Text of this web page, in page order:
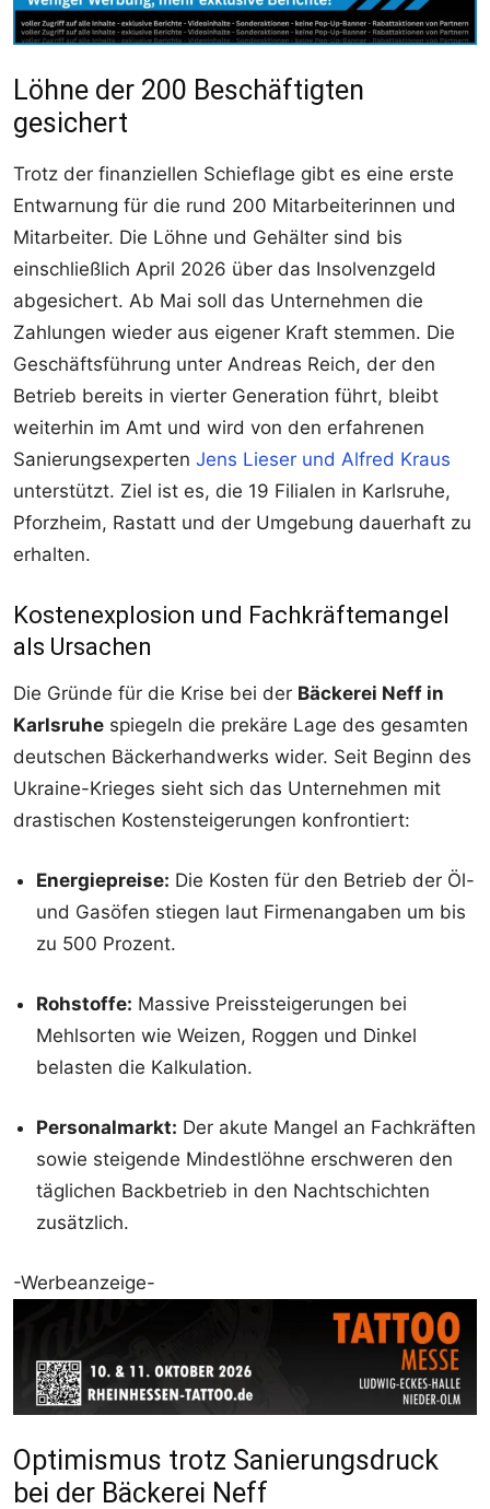
Löhne der 200 Beschäftigten
gesichert
Trotz der finanziellen Schieflage gibt es eine erste
Entwarnung für die rund 200 Mitarbeiterinnen und
Mitarbeiter. Die Löhne und Gehälter sind bis
einschließlich April 2026 über das Insolvenzgeld
abgesichert. Ab Mai soll das Unternehmen die
Zahlungen wieder aus eigener Kraft stemmen. Die
Geschäftsführung unter Andreas Reich, der den
Betrieb bereits in vierter Generation führt, bleibt
weiterhin im Amt und wird von den erfahrenen
Sanierungsexperten Jens Lieser und Alfred Kraus
unterstützt. Ziel ist es, die 19 Filialen in Karlsruhe,
Pforzheim, Rastatt und der Umgebung dauerhaft zu
erhalten.
Kostenexplosion und Fachkräftemangel
als Ursachen
Die Gründe für die Krise bei der Bäckerei Neff in
Karlsruhe spiegeln die prekäre Lage des gesamten
deutschen Bäckerhandwerks wider. Seit Beginn des
Ukraine-Krieges sieht sich das Unternehmen mit
drastischen Kostensteigerungen konfrontiert:
Energiepreise: Die Kosten für den Betrieb der Öl-
und Gasöfen stiegen laut Firmenangaben um bis
zu 500 Prozent.
Rohstoffe: Massive Preissteigerungen bei
Mehlsorten wie Weizen, Roggen und Dinkel
belasten die Kalkulation.
Personalmarkt: Der akute Mangel an Fachkräften
sowie steigende Mindestlöhne erschweren den
täglichen Backbetrieb in den Nachtschichten
zusätzlich.
-Werbeanzeige-
Optimismus trotz Sanierungsdruck
bei der Bäckerei Neff